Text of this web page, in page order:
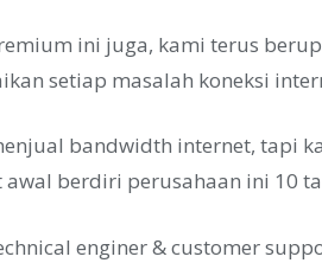
ini juga, kami terus
setiap masalah koneksi
bandwidth internet, tapi
awal berdiri perusahaan ini 10
enginer & customer